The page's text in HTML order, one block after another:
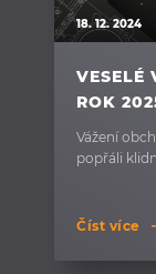
18. 12. 2024
VESELÉ
ROK
Vážení
popřáli
Číst více